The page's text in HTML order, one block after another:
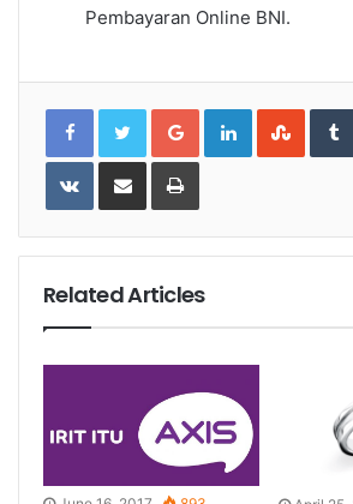
Pembayaran Online BNI.
Google+LinkedIn
VKontakteShare
Email
Print
Related Articles